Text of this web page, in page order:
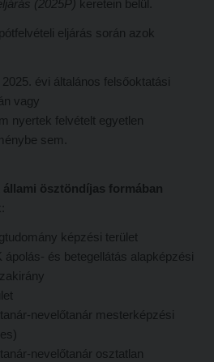
(2025P) keretein belül.
eljárás során azok
évi általános felsőoktatási
vagy
nyertek felvételt egyetlen
sem.
állami ösztöndíjas formában
képzési terület
ápolás- és betegellátás alapképzési
nevelőtanár mesterképzési
nevelőtanár osztatlan